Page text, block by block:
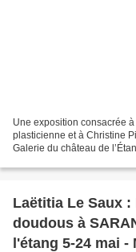
Une exposition consacrée
plasticienne et à Christine
Galerie du château de
Laëtitia Le Saux
doudous à
l'étang 5-24 mai -